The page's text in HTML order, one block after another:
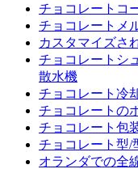
チョコレートコ
チョコレートメ
カスタマイズさ
チョコレートシ
散水機
チョコレート冷
チョコレートの
チョコレート包
チョコレート型/
オランダでの全